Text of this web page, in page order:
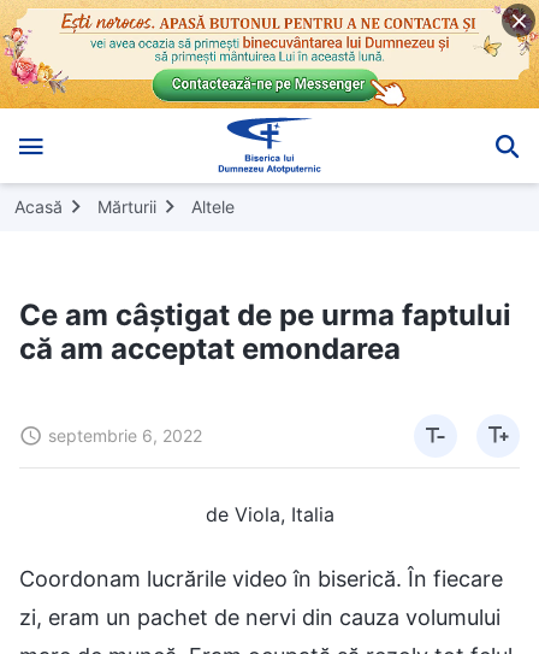
Acasă Mărturii Altele
Ce am câștigat de pe urma faptului
că am acceptat emondarea
septembrie 6, 2022
de Viola, Italia
Coordonam lucrările video în biserică. În fiecare
zi, eram un pachet de nervi din cauza volumului